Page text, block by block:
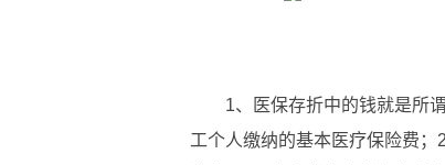
1、医保存折中的钱就是所
工个人缴纳的基本医疗保险费